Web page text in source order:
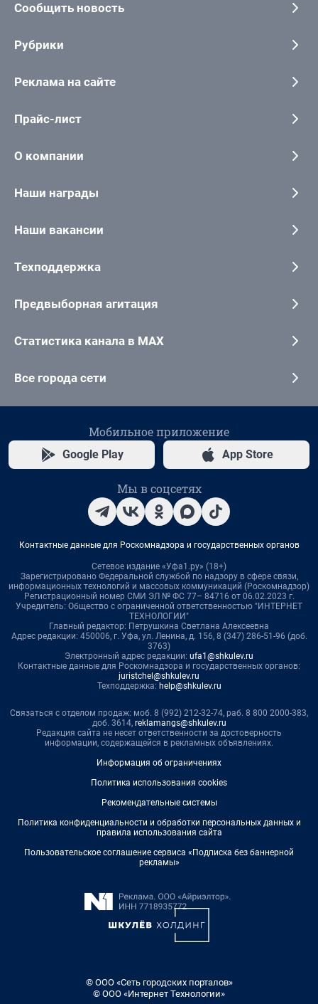
Сообщить новость
Рубрики
Реклама на сайте
Прайс-лист
О компании
Наши награды
Наши вакансии
Техподдержка
Предвыборная агитация
Статистика канала в MAX
Все города сети
Мобильное приложение
Google Play App Store
Мы в соцсетях
Контактные данные для Роскомнадзора и государственных органов
Сетевое издание «Уфа1.ру» (18+)
Зарегистрировано Федеральной службой по надзору в сфере связи,
информационных технологий и массовых коммуникаций (Роскомнадзор)
Регистрационный номер СМИ ЭЛ № ФС 77– 84716 от 06.02.2023 г.
Учредитель: Общество с ограниченной ответственностью "ИНТЕРНЕТ
ТЕХНОЛОГИИ"
Главный редактор: Петрушкина Светлана Алексеевна
Адрес редакции: 450006, г. Уфа, ул. Ленина, д. 156, 8 (347) 286-51-96 (доб.
3763)
Электронный адрес редакции: ufa1@shkulev.ru
Контактные данные для Роскомнадзора и государственных органов:
juristchel@shkulev.ru
Техподдержка: help@shkulev.ru
Связаться с отделом продаж: моб. 8 (992) 212-32-74, раб. 8 800 2000-383,
доб. 3614, reklamangs@shkulev.ru
Редакция сайта не несет ответственности за достоверность
информации, содержащейся в рекламных объявлениях.
Информация об ограничениях
Политика использования cookies
Рекомендательные системы
Политика конфиденциальности и обработки персональных данных и
правила использования сайта
Пользовательское соглашение сервиса «Подписка без баннерной
рекламы»
© ООО «Сеть городских порталов»
© ООО «Интернет Технологии»